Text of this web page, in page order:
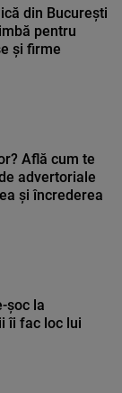
din București
pentru
și firme
Află cum te
advertoriale
și încrederea
șoc la
îi fac loc lui